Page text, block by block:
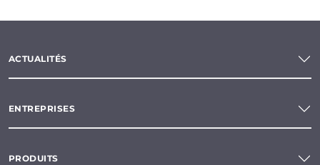
ACTUALITÉS
ENTREPRISES
PRODUITS